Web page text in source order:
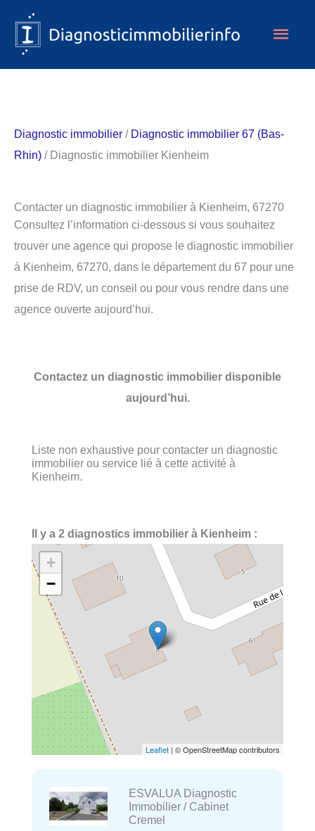
contenu
Diagnostic immobilier / Diagnostic immobilier 67 (Bas-
Rhin) / Diagnostic immobilier Kienheim
Contacter un diagnostic immobilier à Kienheim, 67270
Consultez l’information ci-dessous si vous souhaitez
trouver une agence qui propose le diagnostic immobilier
à Kienheim, 67270, dans le département du 67 pour une
prise de RDV, un conseil ou pour vous rendre dans une
agence ouverte aujourd’hui.
Contactez un diagnostic immobilier disponible
aujourd’hui.
Liste non exhaustive pour contacter un diagnostic
immobilier ou service lié à cette activité à
Kienheim.
Il y a 2 diagnostics immobilier à Kienheim :
+
−
Leaflet | © OpenStreetMap contributors
ESVALUA Diagnostic
Immobilier / Cabinet
Cremel